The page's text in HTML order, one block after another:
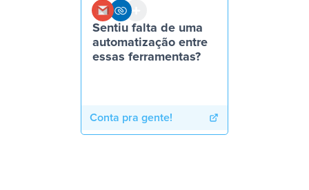
Sentiu falta de uma
automatização entre
essas ferramentas?
Conta pra gente!